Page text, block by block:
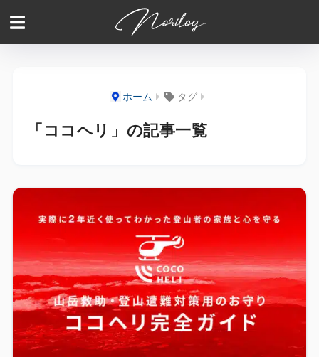
ホーム タグ
「ココヘリ」の記事一覧